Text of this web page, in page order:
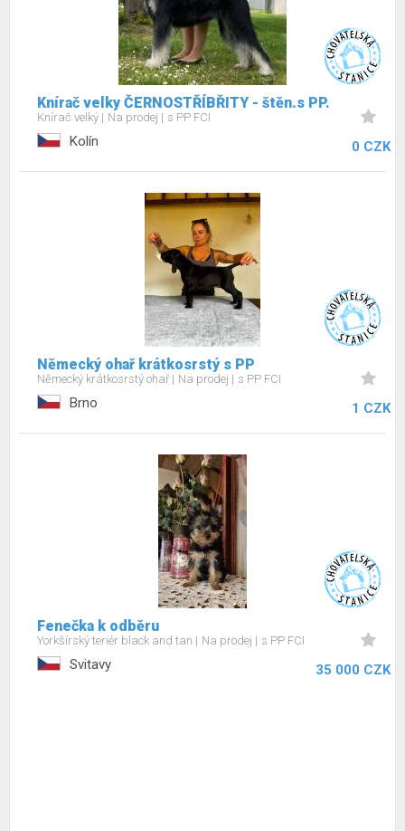
Knírač velky ČERNOSTŘÍBŘITY - štěn.s PP.
Knírač velký Na prodej s PP FCI
Kolín 0 CZK
Německý ohař krátkosrstý s PP
Německý krátkosrstý ohař Na prodej s PP FCI
Brno 1 CZK
Fenečka k odběru
Yorkšírský teriér black and tan Na prodej s PP FCI
Svitavy 35 000 CZK